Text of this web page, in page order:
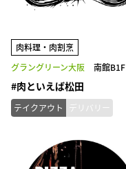
肉料理・肉割烹
グラングリーン大阪
南館B1F
#肉といえば松田
テイクアウト デリバリー